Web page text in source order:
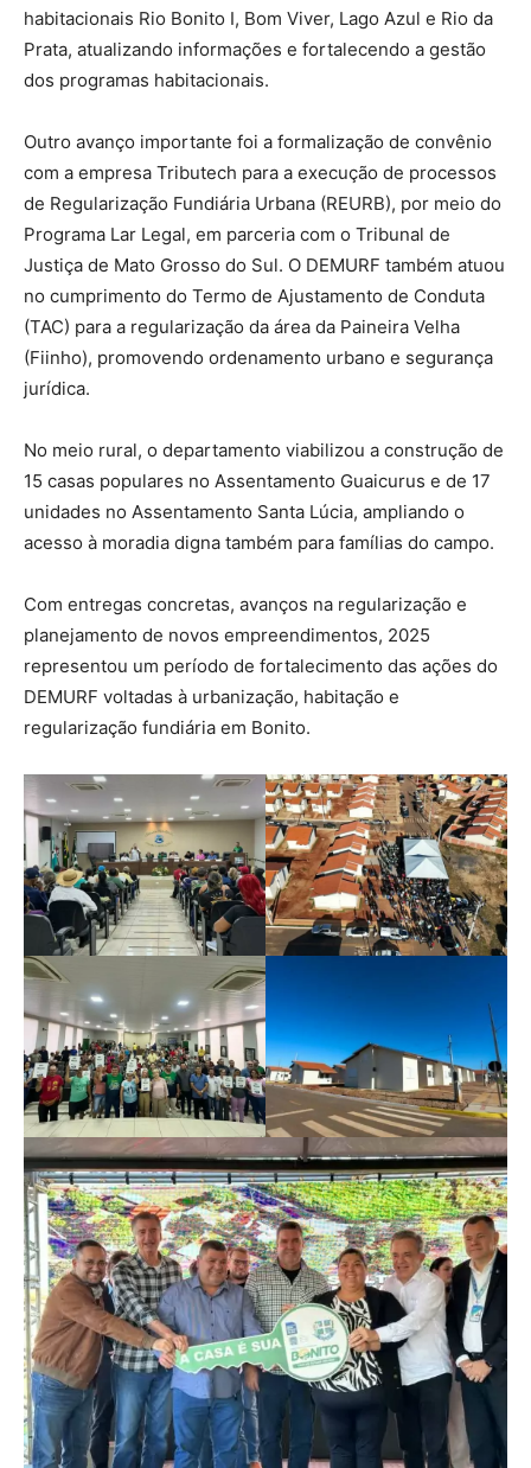
habitacionais Rio Bonito I, Bom Viver, Lago Azul e Rio da
Prata, atualizando informações e fortalecendo a gestão
dos programas habitacionais.
Outro avanço importante foi a formalização de convênio
com a empresa Tributech para a execução de processos
de Regularização Fundiária Urbana (REURB), por meio do
Programa Lar Legal, em parceria com o Tribunal de
Justiça de Mato Grosso do Sul. O DEMURF também atuou
no cumprimento do Termo de Ajustamento de Conduta
(TAC) para a regularização da área da Paineira Velha
(Fiinho), promovendo ordenamento urbano e segurança
jurídica.
No meio rural, o departamento viabilizou a construção de
15 casas populares no Assentamento Guaicurus e de 17
unidades no Assentamento Santa Lúcia, ampliando o
acesso à moradia digna também para famílias do campo.
Com entregas concretas, avanços na regularização e
planejamento de novos empreendimentos, 2025
representou um período de fortalecimento das ações do
DEMURF voltadas à urbanização, habitação e
regularização fundiária em Bonito.